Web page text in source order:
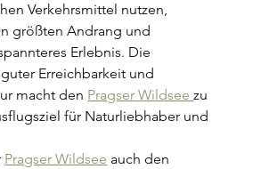
Verkehrsmittel nutzen,
größten Andrang und
Erlebnis. Die
Erreichbarkeit und
macht den Pragser Wildsee zu
für Naturliebhaber und
Pragser Wildsee auch den